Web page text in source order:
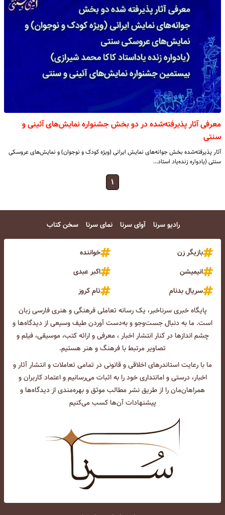
معرفی آثار پذیرفته‌شده در دو بخش جشنواره نمایش‌های آئینی و
سنتی
آثار پذیرفته‌شده بخش جوانه‌های نمایش ایرانی (ویژه کودک و نوجوان) و نمایش‌های عروسکی
سنتی (یادواره زنده‌یاد استاد…
۱
رادیو سرنا آوای سرنا نمای سرنا سخن کتاب
بازیگر زن
خواننده
انیمیشن
اکبر عبدی
سریال بدنام
تام کروز
پایگاه خبری سرناخبر، یک رسانه تعاملی فرهنگی و هنری فارسی زبان
است. ما به دنبال جست‌و‌جو و به‌دست آوردن طیف وسیعی از دیدگاه‌ها و
چشم انداز‌ها در کنار انتشار اخبار ، معرفی و ارائه کتب، موسیقی، فیلم و
تصاویر مرتبط با فرهنگ و هنر هستیم.
ما با رعایت استاندرهای اخلاقی و قانونی در تمامی تعاملات و انتشار آثار و
اخبار، درستی و امانتداری خود را به اثبات می‌رسانیم و اعتماد کاربران و
همراهان‌مان را از طریق نشر مطالب موثق و بهره‌مندی از دیدگاه‌ها و
پیشنهادات آن‌ها کسب می‌کنیم